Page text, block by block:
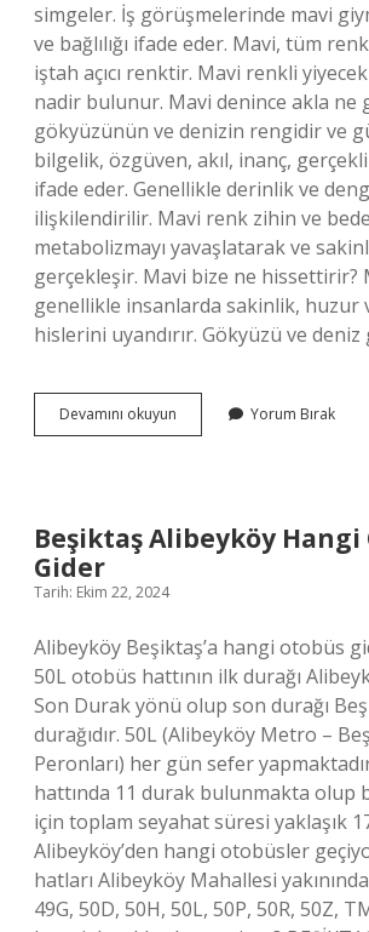
simgeler. İş görüşmelerinde mavi
ve bağlılığı ifade eder. Mavi, tüm
iştah açıcı renktir. Mavi renkli
nadir bulunur. Mavi denince akla ne
gökyüzünün ve denizin rengidir ve
bilgelik, özgüven, akıl, inanç,
ifade eder. Genellikle derinlik ve
ilişkilendirilir. Mavi renk zihin ve
metabolizmayı yavaşlatarak ve
gerçekleşir. Mavi bize ne hissettirir?
genellikle insanlarda sakinlik, huzur
hislerini uyandırır. Gökyüzü ve
Devamını okuyun
Özellikleri
Yorum Bırak
Beşiktaş Alibeyköy Hangi
Gider
Tarih: Ekim 22, 2024
Alibeyköy Beşiktaş’a hangi otobüs
50L otobüs hattının ilk durağı
Son Durak yönü olup son durağı
durağıdır. 50L (Alibeyköy Metro –
Peronları) her gün sefer
hattında 11 durak bulunmakta olup
için toplam seyahat süresi yaklaşık
Alibeyköy’den hangi otobüsler
hatları Alibeyköy Mahallesi
49G, 50D, 50H, 50L, 50P, 50R, 50Z,